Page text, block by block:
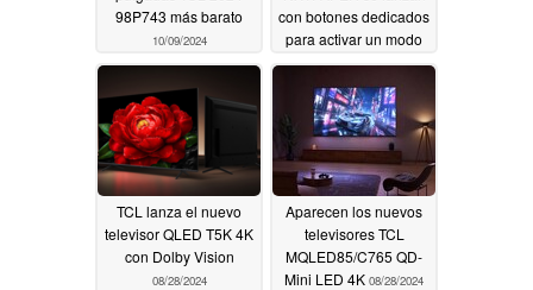
98P743 más barato
10/09/2024
con botones dedicados
para activar un modo
de tinta casi E09/06/2024
TCL lanza el nuevo
televisor QLED T5K 4K
con Dolby Vision
08/28/2024
Aparecen los nuevos
televisores TCL
MQLED85/C765 QD-
Mini LED 4K 08/28/2024